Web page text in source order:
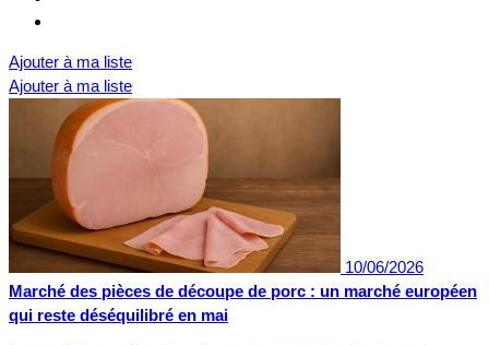
Ajouter à ma liste
Ajouter à ma liste
10/06/2026
Marché des pièces de découpe de porc : un marché européen
qui reste déséquilibré en mai